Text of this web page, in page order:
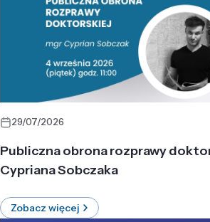
29/07/2026
Publiczna obrona rozprawy
Cypriana Sobczaka
Zobacz więcej